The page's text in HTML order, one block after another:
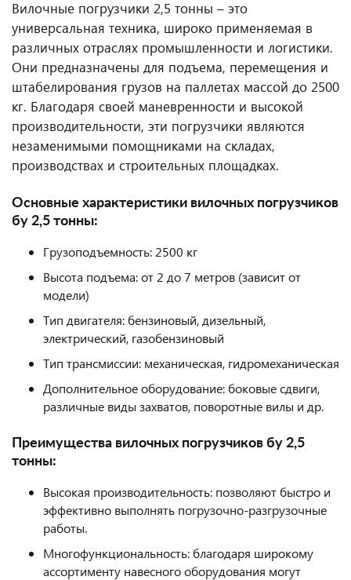
Вилочные погрузчики 2,5 тонны – это
универсальная техника, широко применяемая в
различных отраслях промышленности и логистики.
Они предназначены для подъема, перемещения и
штабелирования грузов на паллетах массой до 2500
кг. Благодаря своей маневренности и высокой
производительности, эти погрузчики являются
незаменимыми помощниками на складах,
производствах и строительных площадках.
Основные характеристики вилочных погрузчиков
бу 2,5 тонны:
Грузоподъемность: 2500 кг
Высота подъема: от 2 до 7 метров (зависит от
модели)
Тип двигателя: бензиновый, дизельный,
электрический, газобензиновый
Тип трансмиссии: механическая, гидромеханическая
Дополнительное оборудование: боковые сдвиги,
различные виды захватов, поворотные вилы и др.
Преимущества вилочных погрузчиков бу 2,5
тонны:
Высокая производительность: позволяют быстро и
эффективно выполнять погрузочно-разгрузочные
работы.
Многофункциональность: благодаря широкому
ассортименту навесного оборудования могут